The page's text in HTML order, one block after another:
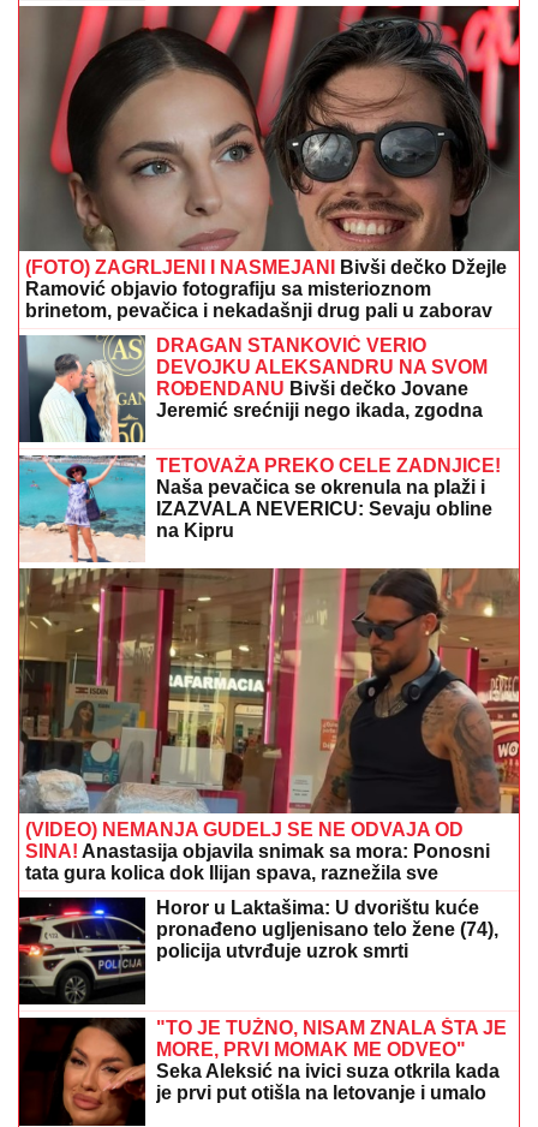
(FOTO) ZAGRLJENI I NASMEJANI
Bivši dečko Džejle
Ramović objavio fotografiju sa misterioznom
brinetom, pevačica i nekadašnji drug pali u zaborav
DRAGAN STANKOVIĆ VERIO
DEVOJKU ALEKSANDRU NA SVOM
ROĐENDANU Bivši dečko Jovane
Jeremić srećniji nego ikada, zgodna
TETOVAŽA PREKO CELE ZADNJICE!
Naša pevačica se okrenula na plaži i
IZAZVALA NEVERICU: Sevaju obline
na Kipru
(VIDEO) NEMANJA GUDELJ SE NE ODVAJA OD
SINA! Anastasija objavila snimak sa mora: Ponosni
tata gura kolica dok Ilijan spava, raznežila sve
Horor u Laktašima: U dvorištu kuće
pronađeno ugljenisano telo žene (74),
policija utvrđuje uzrok smrti
"TO JE TUŽNO, NISAM ZNALA ŠTA JE
MORE, PRVI MOMAK ME ODVEO"
Seka Aleksić na ivici suza otkrila kada
je prvi put otišla na letovanje i umalo